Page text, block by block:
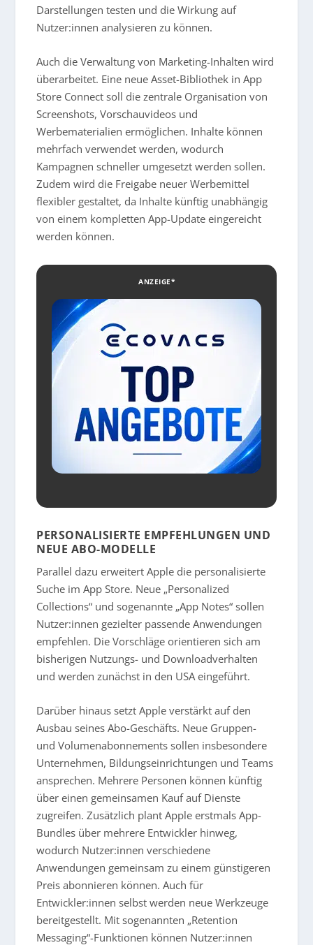
Darstellungen testen und die Wirkung auf
Nutzer:innen analysieren zu können.
Auch die Verwaltung von Marketing-Inhalten wird
überarbeitet. Eine neue Asset-Bibliothek in App
Store Connect soll die zentrale Organisation von
Screenshots, Vorschauvideos und
Werbematerialien ermöglichen. Inhalte können
mehrfach verwendet werden, wodurch
Kampagnen schneller umgesetzt werden sollen.
Zudem wird die Freigabe neuer Werbemittel
flexibler gestaltet, da Inhalte künftig unabhängig
von einem kompletten App-Update eingereicht
werden können.
ANZEIGE*
PERSONALISIERTE EMPFEHLUNGEN UND
NEUE ABO-MODELLE
Parallel dazu erweitert Apple die personalisierte
Suche im App Store. Neue „Personalized
Collections“ und sogenannte „App Notes“ sollen
Nutzer:innen gezielter passende Anwendungen
empfehlen. Die Vorschläge orientieren sich am
bisherigen Nutzungs- und Downloadverhalten
und werden zunächst in den USA eingeführt.
Darüber hinaus setzt Apple verstärkt auf den
Ausbau seines Abo-Geschäfts. Neue Gruppen-
und Volumenabonnements sollen insbesondere
Unternehmen, Bildungseinrichtungen und Teams
ansprechen. Mehrere Personen können künftig
über einen gemeinsamen Kauf auf Dienste
zugreifen. Zusätzlich plant Apple erstmals App-
Bundles über mehrere Entwickler hinweg,
wodurch Nutzer:innen verschiedene
Anwendungen gemeinsam zu einem günstigeren
Preis abonnieren können. Auch für
Entwickler:innen selbst werden neue Werkzeuge
bereitgestellt. Mit sogenannten „Retention
Messaging“-Funktionen können Nutzer:innen